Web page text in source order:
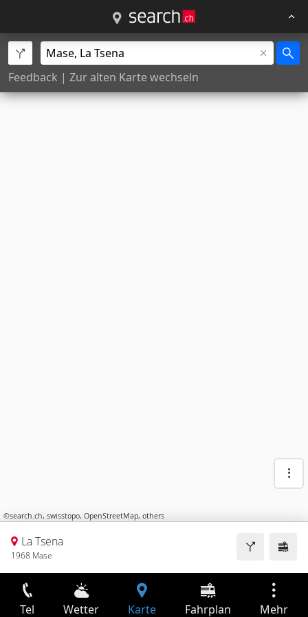
Feedback | Zur alten Karte wechseln
©search.ch, swisstopo, OpenStreetMap, others
La Tsena
1968 Mase
Tel Wetter Karte Fahrplan Mehr